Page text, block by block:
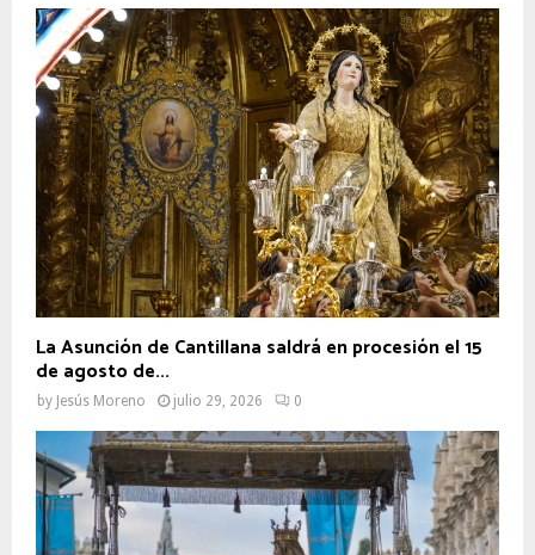
La Asunción de Cantillana saldrá en procesión el 15
de agosto de...
by Jesús Moreno julio 29, 2026 0